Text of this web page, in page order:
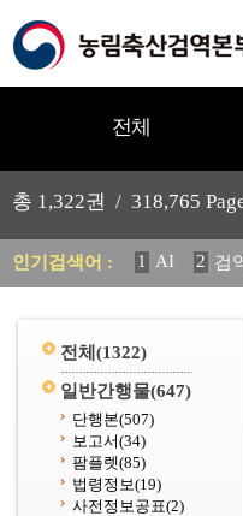
전체
총 1,322권 / 318,765
인기검색어 : 1 AI 2 검
11 2025 12
전체 (1322)
일반간행물(647)
단행본(507)
보고서(34)
팜플렛(85)
법령정보(19)
사전정보공표(2)